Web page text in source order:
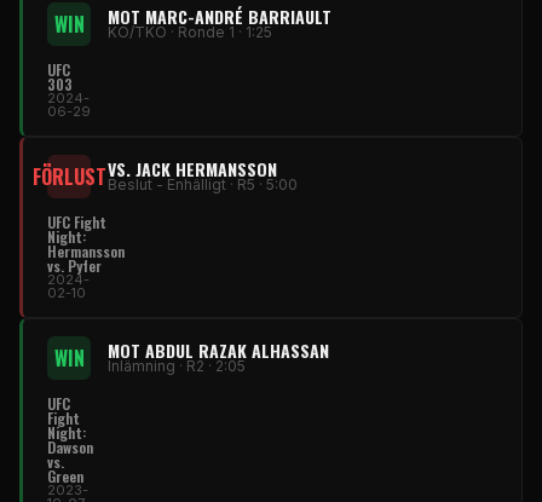
WIN MOT MARC-ANDRÉ BARRIAULT
KO/TKO · Ronde 1 · 1:25
UFC
303
2024-
06-29
FÖRLUSTVS. JACK HERMANSSON
Beslut - Enhälligt · R5 · 5:00
UFC Fight
Night:
Hermansson
vs. Pyfer
2024-
02-10
WIN MOT ABDUL RAZAK ALHASSAN
Inlämning · R2 · 2:05
UFC
Fight
Night:
Dawson
vs.
Green
2023-